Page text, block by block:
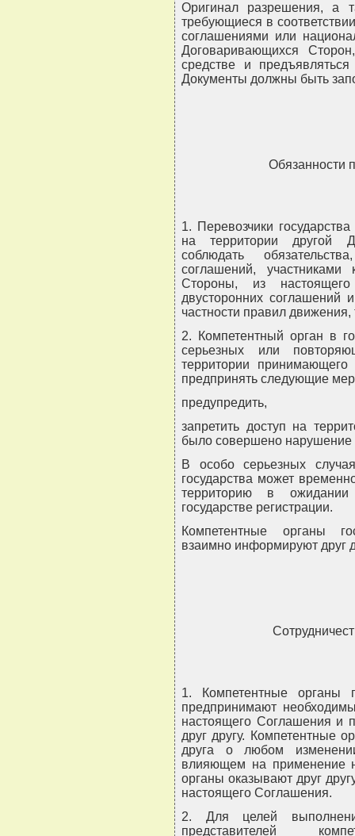
Оригинал разрешения, а
требующиеся в
соглашениями или
Договаривающихся
средстве и
Документы должны быть
Обязанности
1. Перевозчики
на территории другой
соблюдать
соглашений,
Стороны, из
двусторонних соглашений
частности правил
2. Компетентный орган в
серьезных или
территории
предпринять следующие
предупредить,
запретить доступ на
было совершено нарушение
В особо серьезных
государства может
территорию в
государстве регистрации.
Компетентные органы
взаимно информируют друг
1. Компетентные органы
предпринимают
настоящего Соглашения и
друг другу. Компетентные
друга о любом
влияющем на применение
органы оказывают друг
настоящего Соглашения.
2. Для целей
представителей